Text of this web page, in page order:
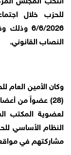
للحزب خلال
6/6/
النصاب القانوني.
وكان الأمين
النظام الأساسي
مشاركتهم في مواقع